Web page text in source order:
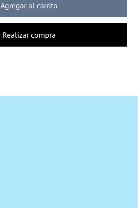
Agregar al carrito
Realizar compra